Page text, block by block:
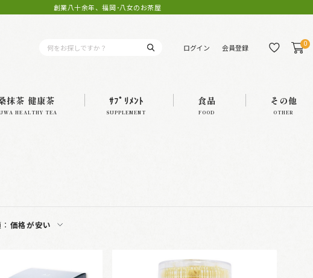
創業八十余年、福岡･八女のお茶屋
ログイン 会員登録 0
抹茶 健康茶
HEALTHY TEA
ｻﾌﾟﾘﾒﾝﾄ
SUPPLEMENT
食品
FOOD
その他
OTHER
価格が安い